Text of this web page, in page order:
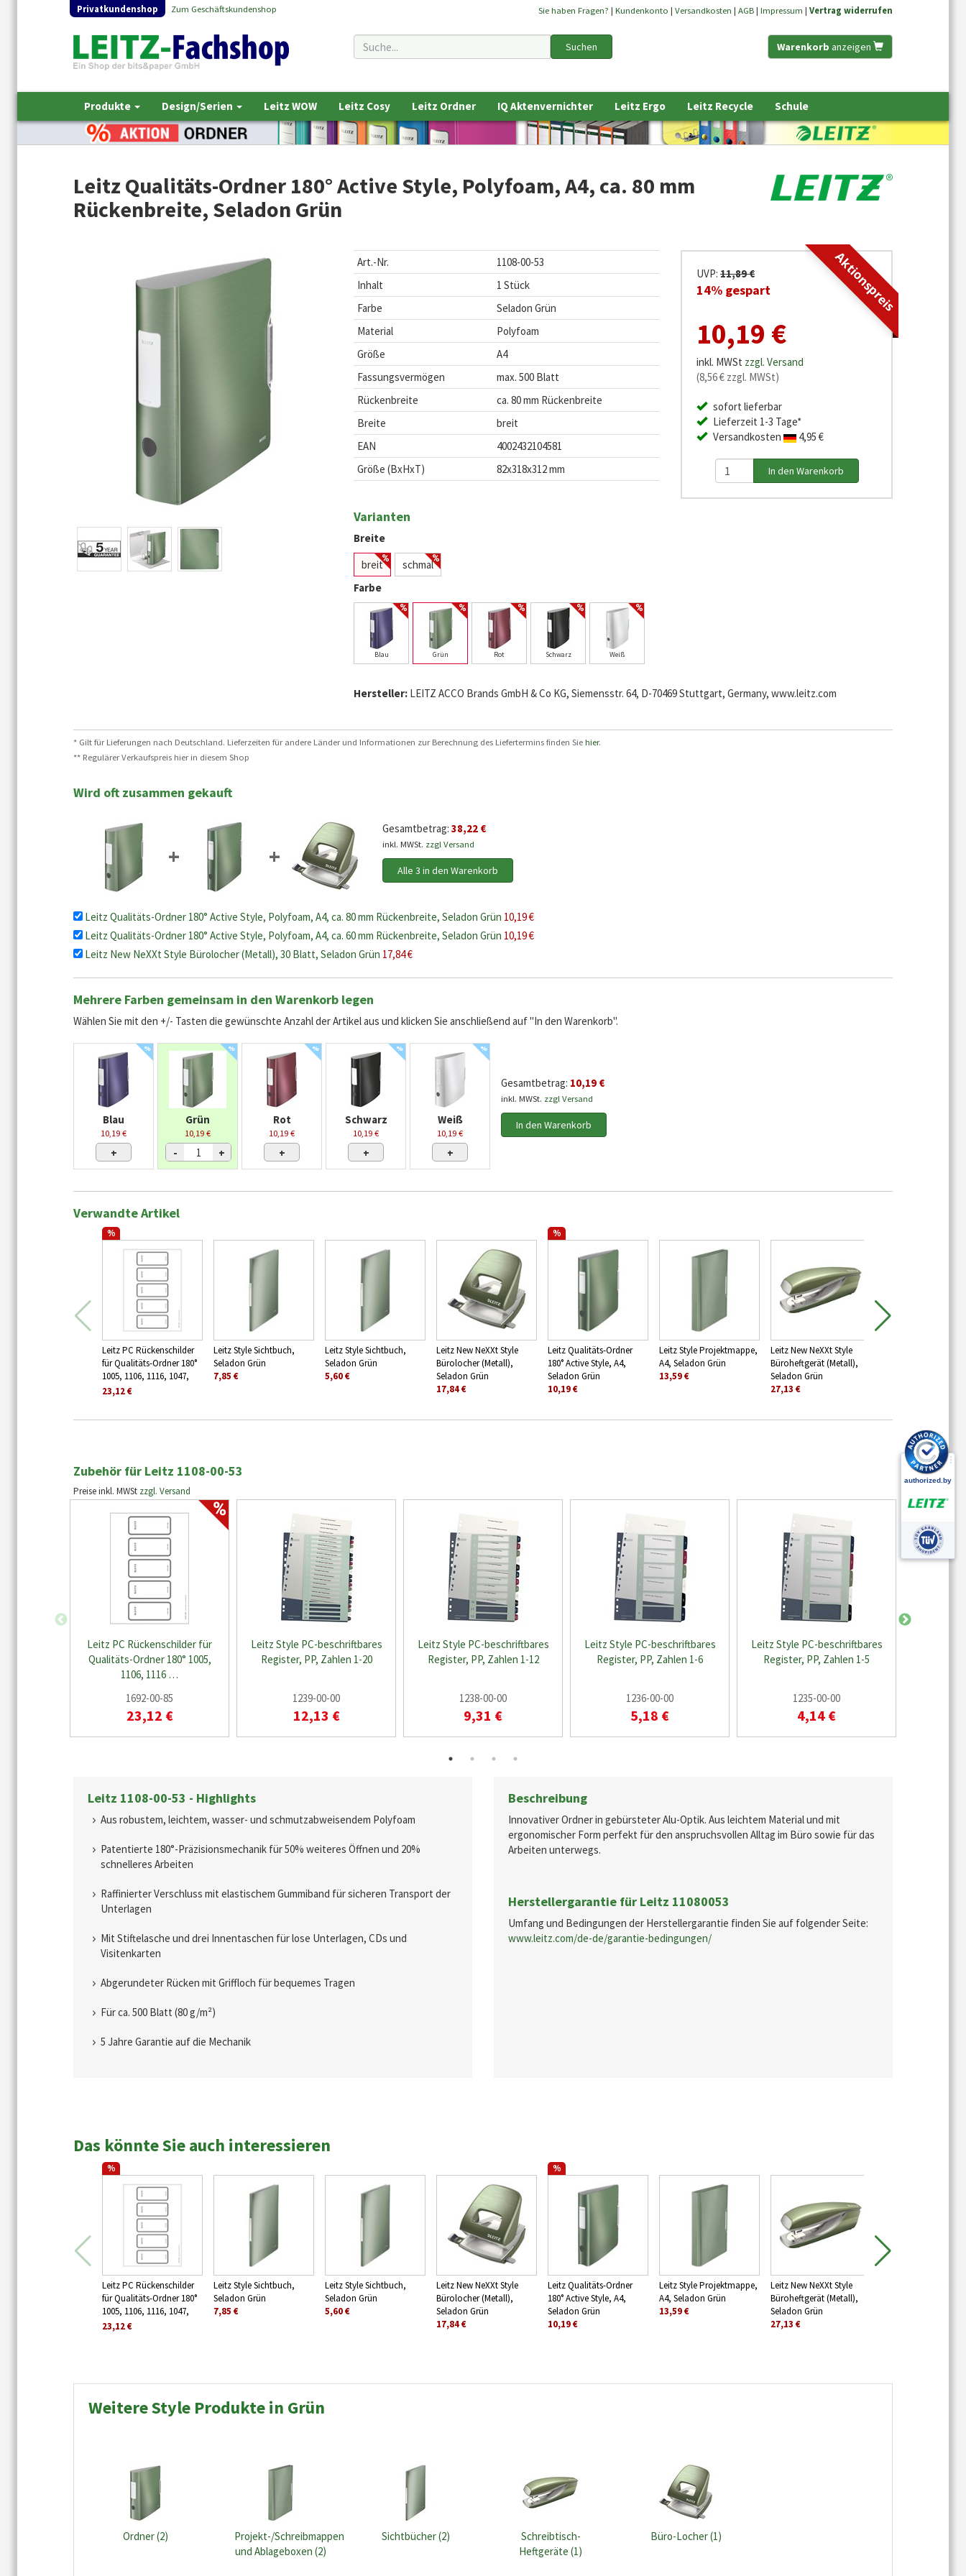
Privatkundenshop Zum Geschäftskundenshop Sie haben Fragen? | Kundenkonto | Versandkosten | AGB| Impressum | Vertrag widerrufen
Warenkorb anzeigen
Suchen
Produkte Design/Serien Leitz WOW Leitz Cosy Leitz Ordner IQ Aktenvernichter Leitz Ergo Leitz Recycle Schule
Leitz Qualitäts-Ordner 180° Active Style, Polyfoam, A4, ca. 80 mm
Rückenbreite, Seladon Grün
Art.-Nr.
1108-00-53
Inhalt
1 Stück
Farbe
Seladon Grün
Material
Polyfoam
Größe
A4
Fassungsvermögen
max. 500 Blatt
Rückenbreite
ca. 80 mm Rückenbreite
Breite
breit
EAN
4002432104581
Größe (BxHxT)
82x318x312 mm
Varianten
Breite
breit
schmal
Farbe
Blau Grün Rot Schwarz Weiß
Aktionspreis
UVP: 11,89 €
14% gespart
10,19 €
inkl. MWSt zzgl. Versand
(8,56 € zzgl. MWSt)
sofort lieferbar
Lieferzeit 1-3 Tage*
Versandkosten
4,95 €
Hersteller: LEITZ ACCO Brands GmbH & Co KG, Siemensstr. 64, D-70469 Stuttgart, Germany, www.leitz.com
* Gilt für Lieferungen nach Deutschland. Lieferzeiten für andere Länder und Informationen zur Berechnung des Liefertermins finden Siehier.
** Regulärer Verkaufspreis hier in diesem Shop
Wird oft zusammen gekauft
+ +
Gesamtbetrag: 38,22 €
inkl. MWSt. zzgl Versand
Alle 3 in den Warenkorb
Leitz Qualitäts-Ordner 180° Active Style, Polyfoam, A4, ca. 80 mm Rückenbreite, Seladon Grün 10,19 €
Leitz Qualitäts-Ordner 180° Active Style, Polyfoam, A4, ca. 60 mm Rückenbreite, Seladon Grün 10,19 €
Leitz New NeXXt Style Bürolocher (Metall), 30 Blatt, Seladon Grün 17,84 €
Mehrere Farben gemeinsam in den Warenkorb legen
Wählen Sie mit den +/- Tasten die gewünschte Anzahl der Artikel aus und klicken Sie anschließend auf "In den Warenkorb".
%
Blau
10,19 €
+
%
Grün
10,19 €
- +
%
Rot
10,19 €
+
%
Schwarz
10,19 €
+
%
Weiß
10,19 €
+
Gesamtbetrag: 10,19 €
inkl. MWSt. zzgl Versand
In den Warenkorb
Verwandte Artikel
%
Leitz PC Rückenschilder
für Qualitäts-Ordner 180°
1005, 1106, 1116, 1047,
1108, kurz, breit, Grau
23,12 €
Leitz Style Sichtbuch,
Seladon Grün
7,85 €
Leitz Style Sichtbuch,
Seladon Grün
5,60 €
Leitz New NeXXt Style
Bürolocher (Metall),
Seladon Grün
17,84 €
%
Leitz Qualitäts-Ordner
180° Active Style, A4,
Seladon Grün
10,19 €
Leitz Style Projektmappe,
A4, Seladon Grün
13,59 €
Leitz New NeXXt Style
Büroheftgerät (Metall),
Seladon Grün
27,13 €
Zubehör für Leitz 1108-00-53
Preise inkl. MWSt zzgl. Versand
Leitz PC Rückenschilder für
Qualitäts-Ordner 180° 1005,
1106, 1116 …
1692-00-85
23,12 €
Leitz Style PC-beschriftbares
Register, PP, Zahlen 1-20
1239-00-00
12,13 €
Leitz Style PC-beschriftbares
Register, PP, Zahlen 1-12
1238-00-00
9,31 €
Leitz Style PC-beschriftbares
Register, PP, Zahlen 1-6
1236-00-00
5,18 €
Leitz Style PC-beschriftbares
Register, PP, Zahlen 1-5
1235-00-00
4,14 €
Leitz 1108-00-53 - Highlights
Aus robustem, leichtem, wasser- und schmutzabweisendem Polyfoam
Patentierte 180°-Präzisionsmechanik für 50% weiteres Öffnen und 20%
schnelleres Arbeiten
Raffinierter Verschluss mit elastischem Gummiband für sicheren Transport der
Unterlagen
Mit Stiftelasche und drei Innentaschen für lose Unterlagen, CDs und
Visitenkarten
Abgerundeter Rücken mit Griffloch für bequemes Tragen
Für ca. 500 Blatt (80 g/m²)
5 Jahre Garantie auf die Mechanik
Beschreibung
Innovativer Ordner in gebürsteter Alu-Optik. Aus leichtem Material und mit
ergonomischer Form perfekt für den anspruchsvollen Alltag im Büro sowie für das
Arbeiten unterwegs.
Herstellergarantie für Leitz 11080053
Umfang und Bedingungen der Herstellergarantie finden Sie auf folgender Seite:
www.leitz.com/de-de/garantie-bedingungen/
Das könnte Sie auch interessieren
%
Leitz PC Rückenschilder
für Qualitäts-Ordner 180°
1005, 1106, 1116, 1047,
1108, kurz, breit, Grau
23,12 €
Leitz Style Sichtbuch,
Seladon Grün
7,85 €
Leitz Style Sichtbuch,
Seladon Grün
5,60 €
Leitz New NeXXt Style
Bürolocher (Metall),
Seladon Grün
17,84 €
%
Leitz Qualitäts-Ordner
180° Active Style, A4,
Seladon Grün
10,19 €
Leitz Style Projektmappe,
A4, Seladon Grün
13,59 €
Leitz New NeXXt Style
Büroheftgerät (Metall),
Seladon Grün
27,13 €
Weitere Style Produkte in Grün
Ordner (2)
Projekt-/Schreibmappen
und Ablageboxen (2)
Sichtbücher (2)
Schreibtisch-
Heftgeräte (1)
Büro-Locher (1)